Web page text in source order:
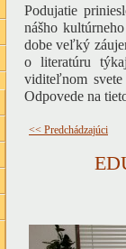
Podujatie
nášho
dobe veľký
o literatúru
viditeľnom
Odpovede na
<< Predchádzajúci